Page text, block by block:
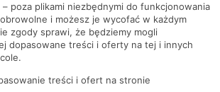
subskrybentów Newslettera i bądź
i promocjami
poza plikami niezbędnymi do funkcjonowania
i możesz je wycofać w każdym
zgody sprawi, że będziemy mogli
dopasowane treści i oferty na tej i innych
treści i ofert na stronie